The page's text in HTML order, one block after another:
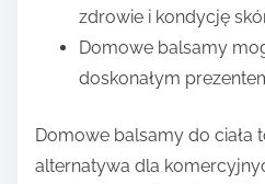
zdrowie i kondycję
Domowe balsamy
doskonałym
Domowe balsamy do ciała
alternatywa dla